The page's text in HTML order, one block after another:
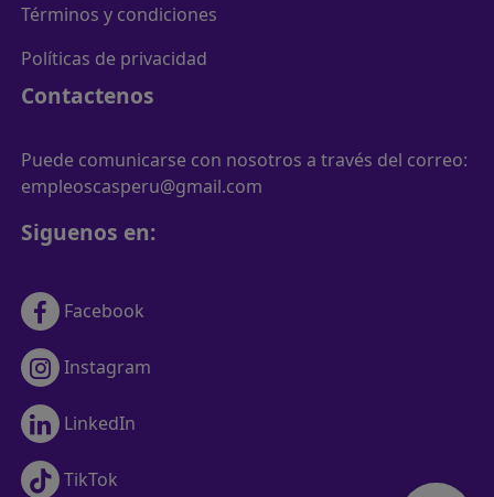
Términos y condiciones
Políticas de privacidad
Contactenos
Puede comunicarse con nosotros a través del correo:
empleoscasperu@gmail.com
Siguenos en:
Facebook
Instagram
LinkedIn
TikTok